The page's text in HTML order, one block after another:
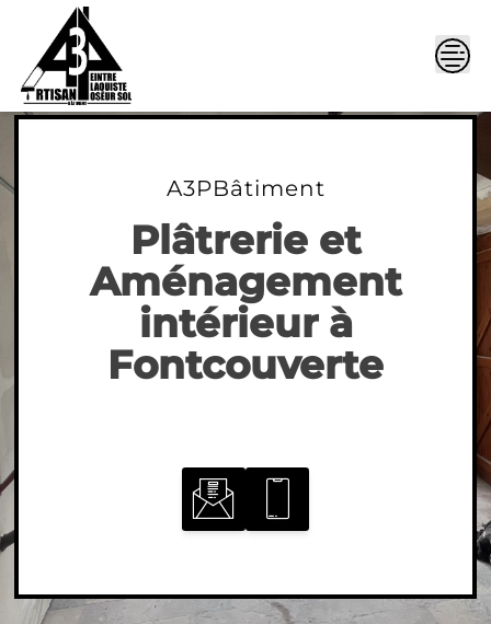
A3PBâtiment
Plâtrerie et
Aménagement
intérieur à
Fontcouverte